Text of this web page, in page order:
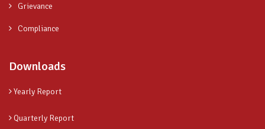
Grievance
Compliance
Downloads
Yearly Report
Quarterly Report